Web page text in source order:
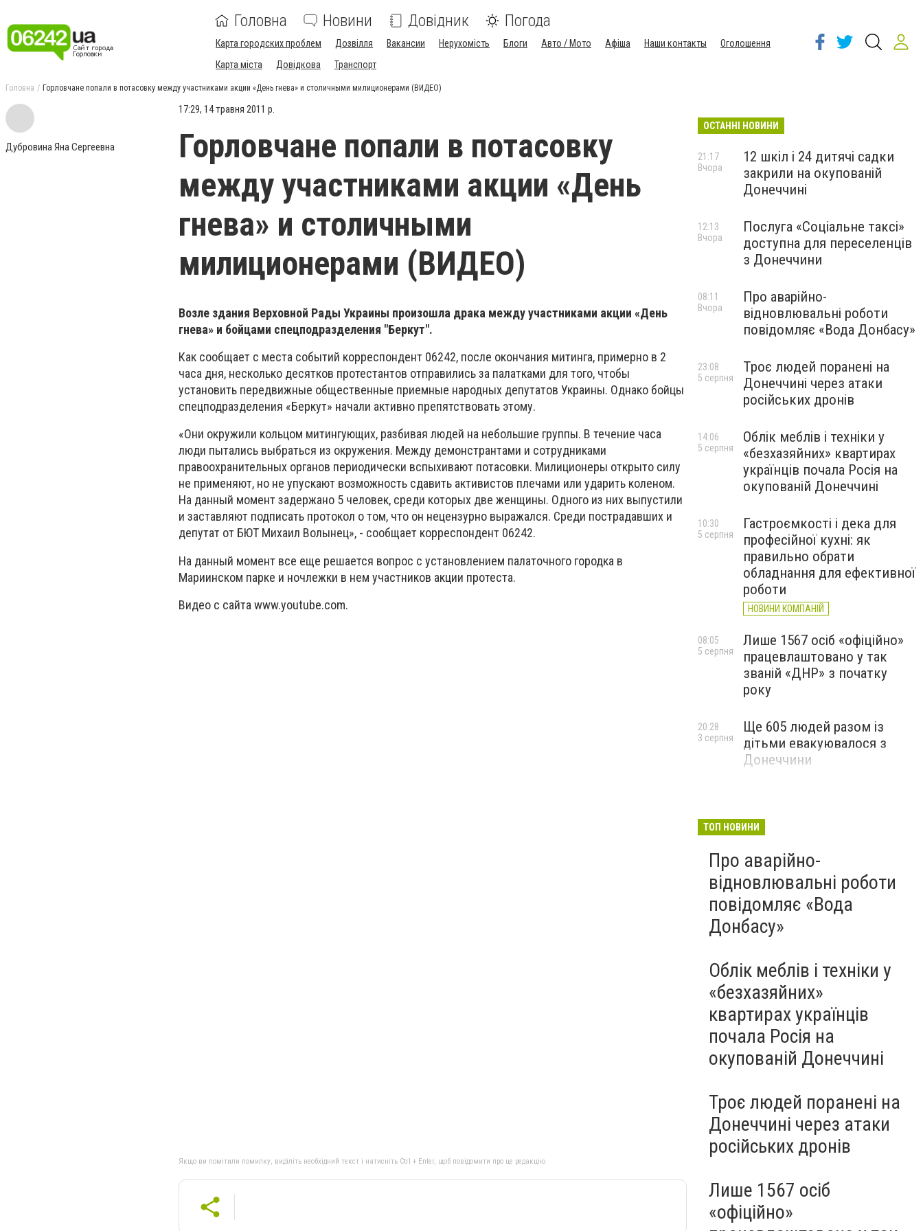
Головна Новини Довідник Погода
Карта городских проблем Дозвілля Вакансии Нерухомість Блоги Авто / Мото Афіша Наши контакты
Оголошення
Карта міста
Довідкова Транспорт
Головна Горловчане попали в потасовку между участниками акции «День гнева» и столичными милиционерами (ВИДЕО)
Дубровина Яна Сергеевна
17:29, 14 травня 2011 р.
Горловчане попали в потасовку
между участниками акции «День
гнева» и столичными
милиционерами (ВИДЕО)
Возле здания Верховной Рады Украины произошла драка между участниками акции «День
гнева» и бойцами спецподразделения "Беркут".
Как сообщает с места событий корреспондент 06242, после окончания митинга, примерно в 2
часа дня, несколько десятков протестантов отправились за палатками для того, чтобы
установить передвижные общественные приемные народных депутатов Украины. Однако бойцы
спецподразделения «Беркут» начали активно препятствовать этому.
«Они окружили кольцом митингующих, разбивая людей на небольшие группы. В течение часа
люди пытались выбраться из окружения. Между демонстрантами и сотрудниками
правоохранительных органов периодически вспыхивают потасовки. Милиционеры открыто силу
не применяют, но не упускают возможность сдавить активистов плечами или ударить коленом.
На данный момент задержано 5 человек, среди которых две женщины. Одного из них выпустили
и заставляют подписать протокол о том, что он нецензурно выражался. Среди пострадавших и
депутат от БЮТ Михаил Волынец», - сообщает корреспондент 06242.
На данный момент все еще решается вопрос с установлением палаточного городка в
Мариинском парке и ночлежки в нем участников акции протеста.
Видео с сайта www.youtube.com.
Якщо ви помітили помилку, виділіть необхідний текст і натисніть Ctrl + Enter, щоб повідомити про це редакцію
ОСТАННІ НОВИНИ
12 шкіл і 24 дитячі садки
закрили на окупованій
Донеччині
21:17
Вчора
Послуга «Соціальне таксі»
доступна для переселенців
з Донеччини
12:13
Вчора
Про аварійно-
відновлювальні роботи
повідомляє «Вода Донбасу»
08:11
Вчора
Троє людей поранені на
Донеччині через атаки
російських дронів
23:08
5 серпня
Облік меблів і техніки у
«безхазяйних» квартирах
українців почала Росія на
окупованій Донеччині
14:06
5 серпня
Гастроємкості і дека для
професійної кухні: як
правильно обрати
обладнання для ефективної
роботи
НОВИНИ КОМПАНІЙ
10:30
5 серпня
Лише 1567 осіб «офіційно»
працевлаштовано у так
званій «ДНР» з початку
року
08:05
5 серпня
Ще 605 людей разом із
дітьми евакуювалося з
Донеччини
20:28
3 серпня
ТОП НОВИНИ
Про аварійно-
відновлювальні роботи
повідомляє «Вода
Донбасу»
Облік меблів і техніки у
«безхазяйних»
квартирах українців
почала Росія на
окупованій Донеччині
Троє людей поранені на
Донеччині через атаки
російських дронів
Лише 1567 осіб
«офіційно»